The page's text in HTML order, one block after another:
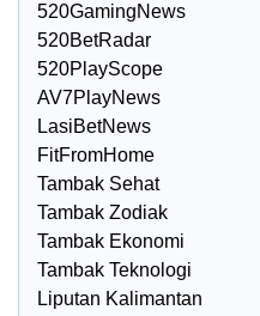
520GamingNews
520BetRadar
520PlayScope
AV7PlayNews
LasiBetNews
FitFromHome
Tambak Sehat
Tambak Zodiak
Tambak Ekonomi
Tambak Teknologi
Liputan Kalimantan